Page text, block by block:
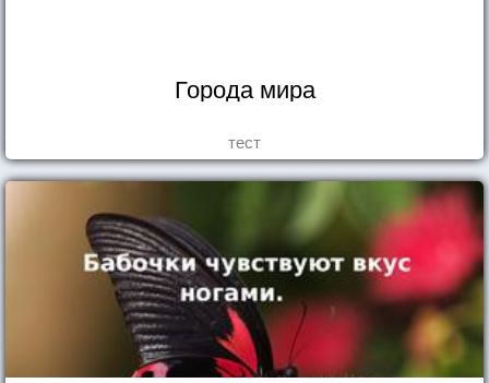
Города мира
тест